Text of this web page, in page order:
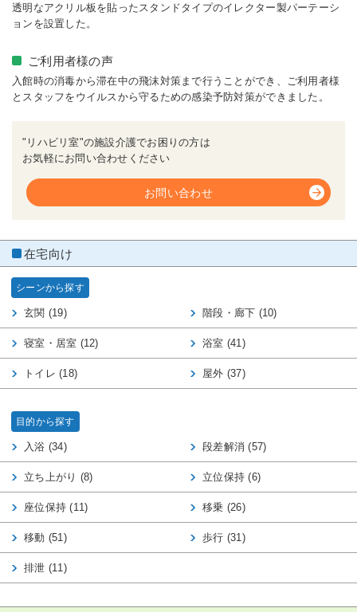
透明なアクリル板を貼ったスタンドタイプのイレクター製パーテーシ
ョンを設置した。
ご利用者様の声
入館時の消毒から滞在中の飛沫対策まで行うことができ、ご利用者様
とスタッフをウイルスから守るための感染予防対策ができました。
"リハビリ室"の施設介護でお困りの方は
お気軽にお問い合わせください
お問い合わせ
在宅向け
シーンから探す
玄関 (19) 階段・廊下 (10)
寝室・居室 (12) 浴室 (41)
トイレ (18) 屋外 (37)
目的から探す
入浴 (34) 段差解消 (57)
立ち上がり (8) 立位保持 (6)
座位保持 (11) 移乗 (26)
移動 (51) 歩行 (31)
排泄 (11)